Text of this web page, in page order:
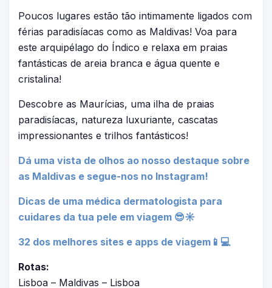
Poucos lugares estão tão intimamente ligados com
férias paradisíacas como as Maldivas! Voa para
este arquipélago do Índico e relaxa em praias
fantásticas de areia branca e água quente e
cristalina!
Descobre as Maurícias, uma ilha de praias
paradisíacas, natureza luxuriante, cascatas
impressionantes e trilhos fantásticos!
Dá uma vista de olhos ao nosso destaque sobre
as Maldivas e segue-nos no Instagram!
Dicas de uma médica dermatologista para
cuidares da tua pele em viagem 😎☀
32 dos melhores sites e apps de viagem📱💻
Rotas:
Lisboa – Maldivas – Lisboa